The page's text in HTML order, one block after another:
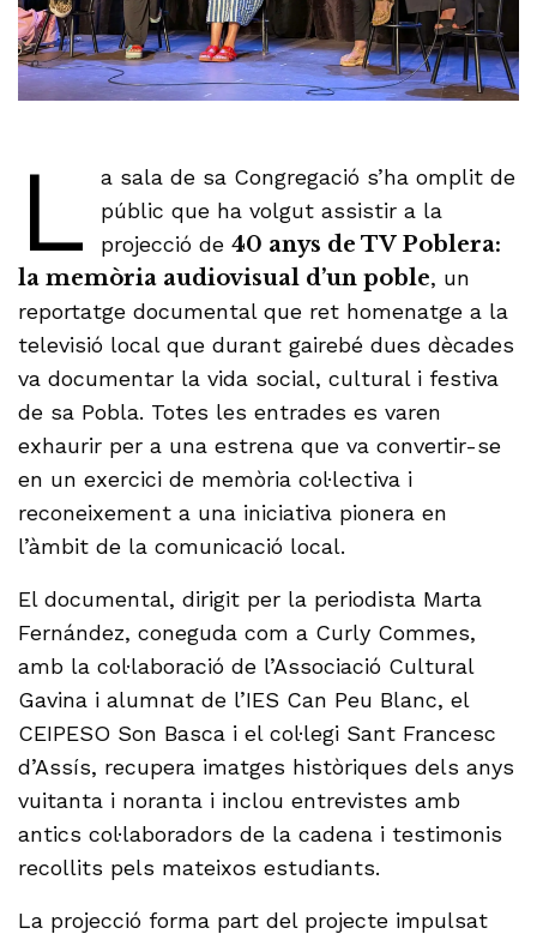
L
a sala de sa Congregació s’ha omplit de
públic que ha volgut assistir a la
projecció de 40 anys de TV Poblera:
la memòria audiovisual d’un poble, un
reportatge documental que ret homenatge a la
televisió local que durant gairebé dues dècades
va documentar la vida social, cultural i festiva
de sa Pobla. Totes les entrades es varen
exhaurir per a una estrena que va convertir-se
en un exercici de memòria col·lectiva i
reconeixement a una iniciativa pionera en
l’àmbit de la comunicació local.
El documental, dirigit per la periodista Marta
Fernández, coneguda com a Curly Commes,
amb la col·laboració de l’Associació Cultural
Gavina i alumnat de l’IES Can Peu Blanc, el
CEIPESO Son Basca i el col·legi Sant Francesc
d’Assís, recupera imatges històriques dels anys
vuitanta i noranta i inclou entrevistes amb
antics col·laboradors de la cadena i testimonis
recollits pels mateixos estudiants.
La projecció forma part del projecte impulsat